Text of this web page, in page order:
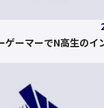
ーマーでN高生のイ